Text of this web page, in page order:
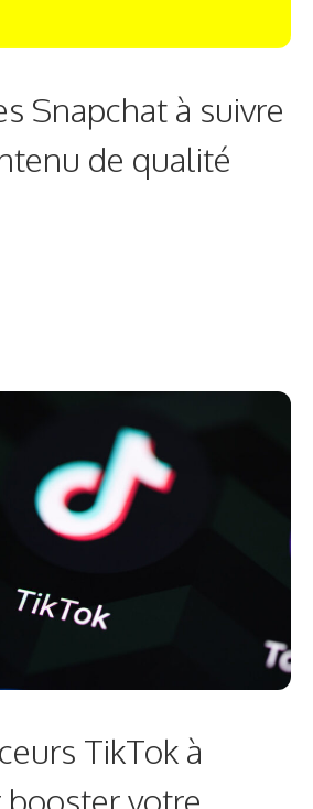
Snapchat à suivre
de qualité
TikTok à
booster votre